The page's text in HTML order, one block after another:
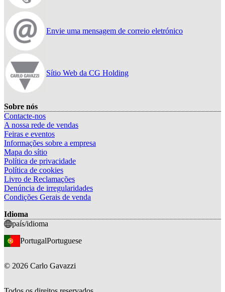
Envie uma mensagem de correio eletrónico
Sítio Web da CG Holding
Sobre nós
Contacte-nos
A nossa rede de vendas
Feiras e eventos
Informações sobre a empresa
Mapa do sítio
Política de privacidade
Política de cookies
Livro de Reclamações
Denúncia de irregularidades
Condições Gerais de venda
Idioma
país/idioma
PortugalPortuguese
© 2026 Carlo Gavazzi